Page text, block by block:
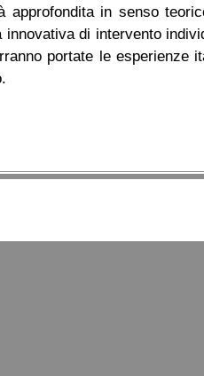
approfondita in senso
di intervento
portate le esperienze